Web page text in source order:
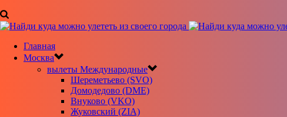
Главная
Москва
вылеты Международные
Шереметьево (SVO)
Домодедово (DME)
Внуково (VKO)
Жуковский (ZIA)